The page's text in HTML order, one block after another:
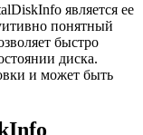
является ее
понятный
быстро
диска.
и может быть